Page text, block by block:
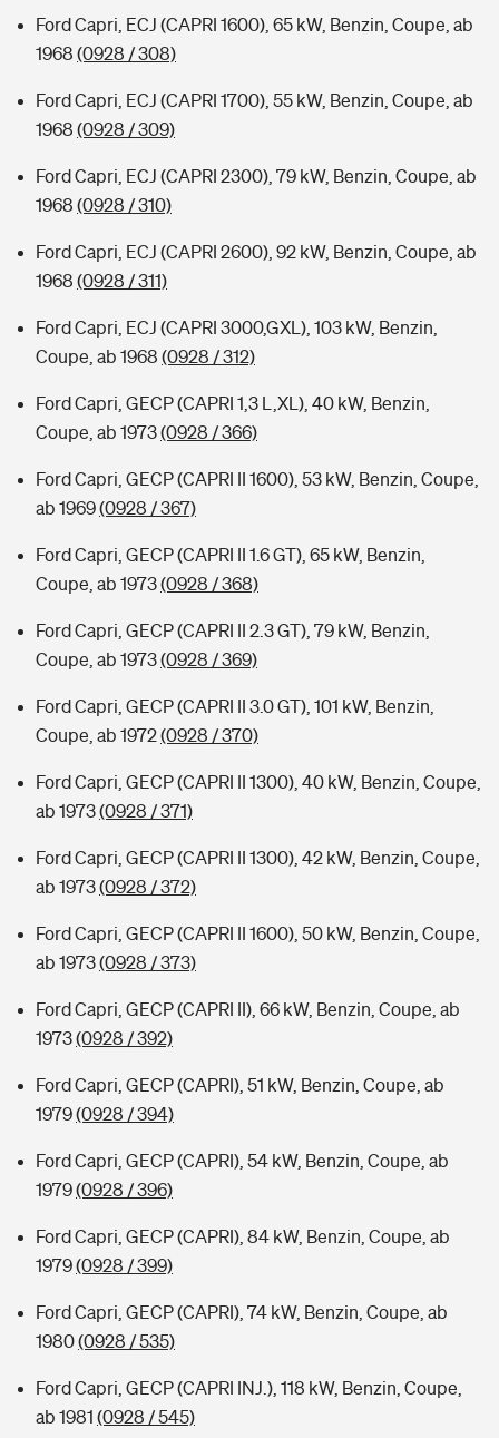
Ford Capri, ECJ (CAPRI 1600), 65 kW, Benzin, Coupe, ab
1968 (0928 / 308)
Ford Capri, ECJ (CAPRI 1700), 55 kW, Benzin, Coupe, ab
1968 (0928 / 309)
Ford Capri, ECJ (CAPRI 2300), 79 kW, Benzin, Coupe, ab
1968 (0928 / 310)
Ford Capri, ECJ (CAPRI 2600), 92 kW, Benzin, Coupe, ab
1968 (0928 / 311)
Ford Capri, ECJ (CAPRI 3000,GXL), 103 kW, Benzin,
Coupe, ab 1968 (0928 / 312)
Ford Capri, GECP (CAPRI 1,3 L,XL), 40 kW, Benzin,
Coupe, ab 1973(0928 / 366)
Ford Capri, GECP (CAPRI II 1600), 53 kW, Benzin, Coupe,
ab 1969(0928 / 367)
Ford Capri, GECP (CAPRI II 1.6 GT), 65 kW, Benzin,
Coupe, ab 1973(0928 / 368)
Ford Capri, GECP (CAPRI II 2.3 GT), 79 kW, Benzin,
Coupe, ab 1973(0928 / 369)
Ford Capri, GECP (CAPRI II 3.0 GT), 101 kW, Benzin,
Coupe, ab 1972(0928 / 370)
Ford Capri, GECP (CAPRI II 1300), 40 kW, Benzin, Coupe,
ab 1973(0928 / 371)
Ford Capri, GECP (CAPRI II 1300), 42 kW, Benzin, Coupe,
ab 1973(0928 / 372)
Ford Capri, GECP (CAPRI II 1600), 50 kW, Benzin, Coupe,
ab 1973(0928 / 373)
Ford Capri, GECP (CAPRI II), 66 kW, Benzin, Coupe, ab
1973(0928 / 392)
Ford Capri, GECP (CAPRI), 51 kW, Benzin, Coupe, ab
1979(0928 / 394)
Ford Capri, GECP (CAPRI), 54 kW, Benzin, Coupe, ab
1979(0928 / 396)
Ford Capri, GECP (CAPRI), 84 kW, Benzin, Coupe, ab
1979(0928 / 399)
Ford Capri, GECP (CAPRI), 74 kW, Benzin, Coupe, ab
1980(0928 / 535)
Ford Capri, GECP (CAPRI INJ.), 118 kW, Benzin, Coupe,
ab 1981 (0928 / 545)